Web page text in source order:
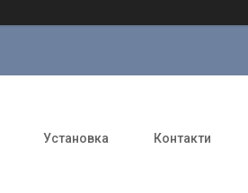
Установка Контакти